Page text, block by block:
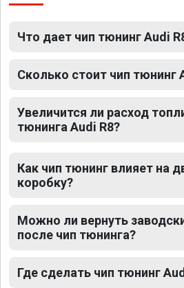
Что дает чип тюнинг Audi
Сколько стоит чип тюнинг
Увеличится ли расход
тюнинга Audi R8?
Как чип тюнинг влияет на
коробку?
Можно ли вернуть
после чип тюнинга?
Где сделать чип тюнинг